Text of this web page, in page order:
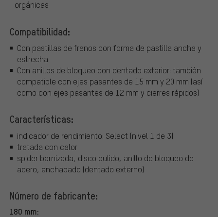
orgánicas
Compatibilidad:
Con pastillas de frenos con forma de pastilla ancha y
estrecha
Con anillos de bloqueo con dentado exterior: también
compatible con ejes pasantes de 15 mm y 20 mm (así
como con ejes pasantes de 12 mm y cierres rápidos)
Características:
indicador de rendimiento: Select (nivel 1 de 3)
tratada con calor
spider barnizada, disco pulido, anillo de bloqueo de
acero, enchapado (dentado externo)
Número de fabricante:
180 mm: